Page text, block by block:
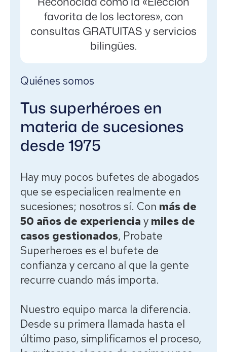
favorita de los lectores», con
consultas GRATUITAS y servicios
bilingües.
Quiénes somos
Tus superhéroes en
materia de sucesiones
desde 1975
Hay muy pocos bufetes de abogados
que se especialicen realmente en
sucesiones; nosotros sí. Con más de
50 años de experiencia y miles de
casos gestionados, Probate
Superheroes es el bufete de
confianza y cercano al que la gente
recurre cuando más importa.
Nuestro equipo marca la diferencia.
Desde su primera llamada hasta el
último paso, simplificamos el proceso,